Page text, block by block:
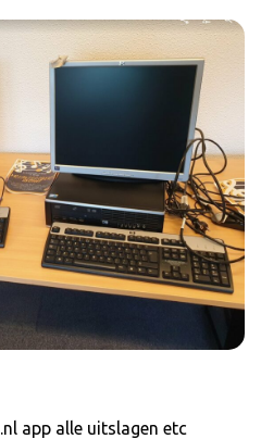
app alle uitslagen etc